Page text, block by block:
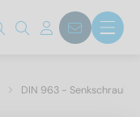
DIN 963 -